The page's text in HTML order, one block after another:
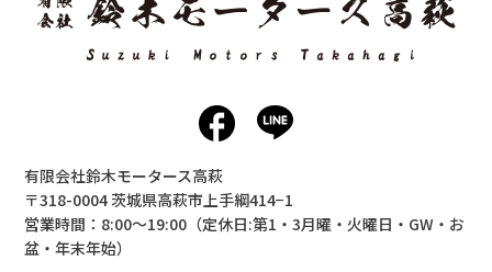
有限会社鈴木モータース高萩
〒318-0004 茨城県高萩市上手綱414−1
営業時間：8:00〜19:00（定休日:第1・3月曜・火曜日・GW・お
盆・年末年始）